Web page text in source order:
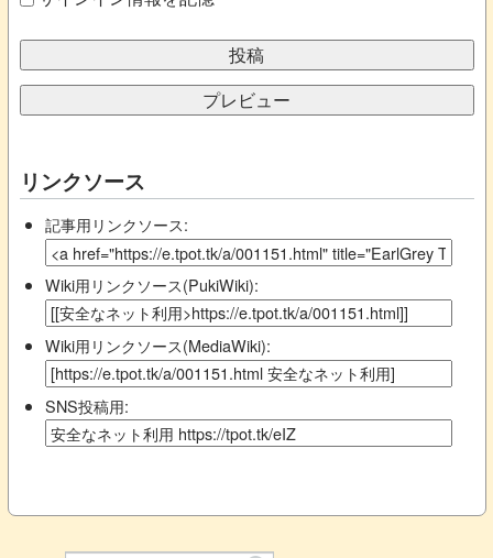
リンクソース
記事用リンクソース:
Wiki用リンクソース(PukiWiki):
Wiki用リンクソース(MediaWiki):
SNS投稿用: